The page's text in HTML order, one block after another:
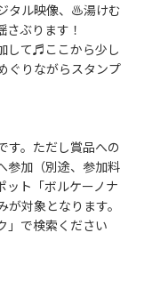
タル映像、♨湯けむ
ぶります！
して♬ここから少し
ぐりながらスタンプ
す。ただし賞品への
参加（別途、参加料
ット「ボルケーノナ
対象となります。
」で検索ください